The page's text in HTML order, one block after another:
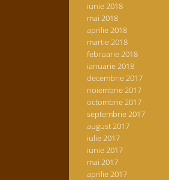
iunie 2018
mai 2018
aprilie 2018
martie 2018
februarie 2018
ianuarie 2018
decembrie 2017
noiembrie 2017
octombrie 2017
septembrie 2017
august 2017
iulie 2017
iunie 2017
mai 2017
aprilie 2017